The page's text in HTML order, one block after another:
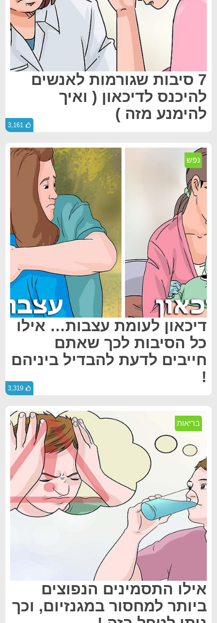
7 סיבות שגורמות לאנשים
להיכנס לדיכאון ( ואיך
להימנע מזה )
3,161
נפש
דיכאון לעומת עצבות… אילו
כל הסיבות לכך שאתם
חייבים לדעת להבדיל ביניהם
!
3,319
בריאות
אילו התסמינים הנפוצים
ביותר למחסור במגנזיום, וכך